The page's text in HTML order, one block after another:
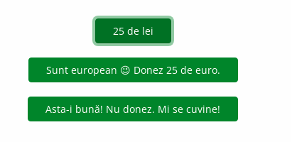
Copyright © 2004-2026 dexonline (https://dexonline.ro)
de pe acest site, inclusiv prin orice metode de extragere automată
prealabil scris, cu excepția seturilor de date oferite oficial spre utilizare